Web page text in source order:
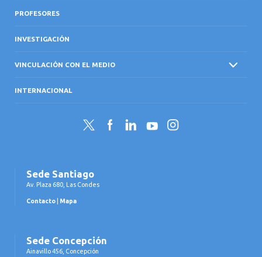
PROFESORES
INVESTIGACIÓN
VINCULACIÓN CON EL MEDIO
INTERNACIONAL
Twitter FacebookLinkedInYouTubeInstagram
Sede Santiago
Av. Plaza 680, Las Condes
Contacto Mapa
Sede Concepción
Ainavillo 456, Concepción